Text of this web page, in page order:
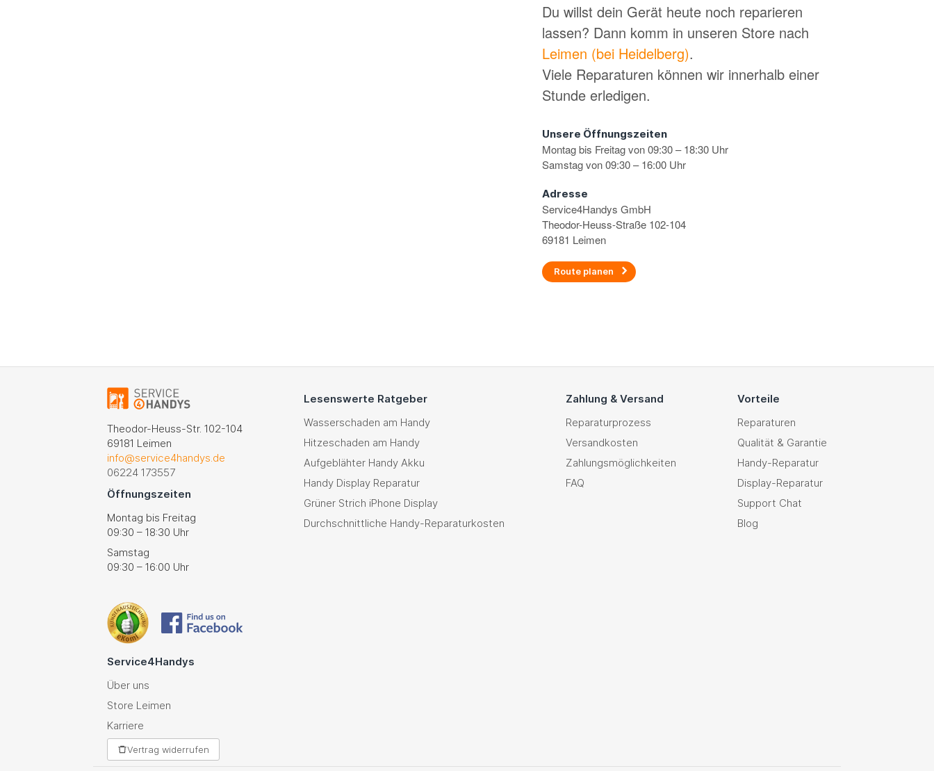
Du willst dein Gerät heute noch reparieren
lassen? Dann komm in unseren Store nach
Leimen (bei Heidelberg).
Viele Reparaturen können wir innerhalb einer
Stunde erledigen.
Unsere Öffnungszeiten
Montag bis Freitag von 09:30 – 18:30 Uhr
Samstag von 09:30 – 16:00 Uhr
Adresse
Service4Handys GmbH
Theodor-Heuss-Straße 102-104
69181 Leimen
Route planen
Theodor-Heuss-Str. 102-104
69181 Leimen
info@service4handys.de
06224 173557
Öffnungszeiten
Montag bis Freitag
09:30 – 18:30 Uhr
Samstag
09:30 – 16:00 Uhr
Lesenswerte Ratgeber
Wasserschaden am Handy
Hitzeschaden am Handy
Aufgeblähter Handy Akku
Handy Display Reparatur
Grüner Strich iPhone Display
Durchschnittliche Handy-Reparaturkosten
Zahlung & Versand
Reparaturprozess
Versandkosten
Zahlungsmöglichkeiten
FAQ
Vorteile
Reparaturen
Qualität & Garantie
Handy-Reparatur
Display-Reparatur
Support Chat
Blog
Service4Handys
Über uns
Store Leimen
Karriere
Vertrag widerrufen